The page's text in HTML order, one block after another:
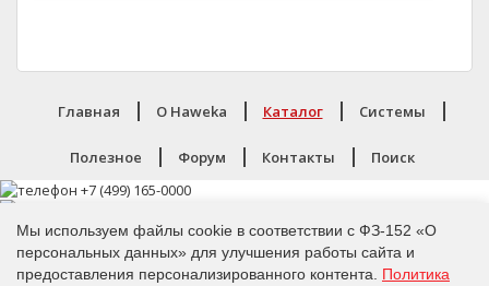
Мы используем файлы cookie в соответствии с ФЗ-152 «О
персональных данных» для улучшения работы сайта и
предоставления персонализированного контента. Политика
Главная O Haweka Каталог Системы
Полезное Форум Контакты Поиск
Политика конфиденциальности